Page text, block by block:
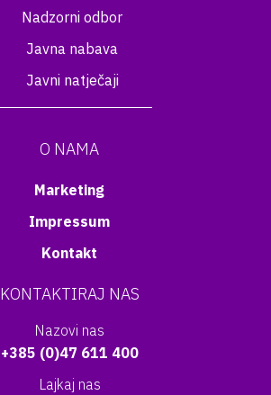
Nadzorni odbor
Javna nabava
Javni natječaji
O NAMA
Marketing
Impressum
Kontakt
KONTAKTIRAJ NAS
Nazovi nas
+385 (0)47 611 400
Lajkaj nas